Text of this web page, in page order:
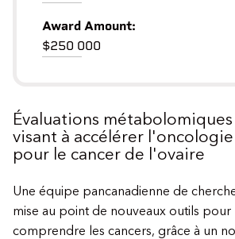
Évaluations
visant à accélérer
pour le cancer de l'ovaire
Une équipe pancanadienne de
mise au point de nouveaux outils pour
comprendre les cancers, grâce à un
Award Amount:
$250 000